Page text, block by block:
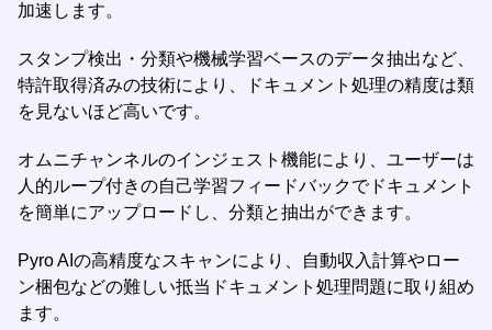
加速します。
スタンプ検出・分類や機械学習ベースのデータ抽出など、
特許取得済みの技術により、ドキュメント処理の精度は類
を見ないほど高いです。
オムニチャンネルのインジェスト機能により、ユーザーは
人的ループ付きの自己学習フィードバックでドキュメント
を簡単にアップロードし、分類と抽出ができます。
Pyro AIの高精度なスキャンにより、自動収入計算やロー
ン梱包などの難しい抵当ドキュメント処理問題に取り組め
ます。